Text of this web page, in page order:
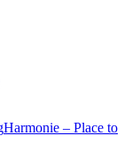
Harmonie – Place to